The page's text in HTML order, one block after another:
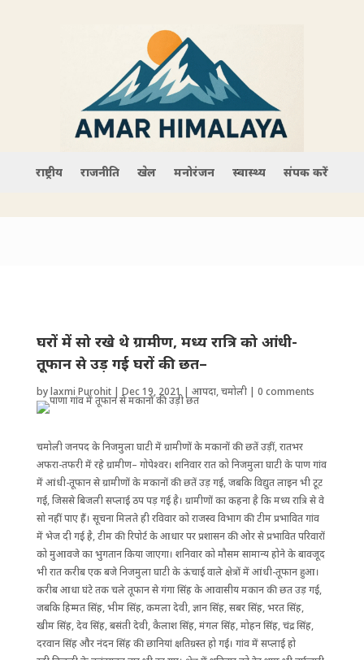
राष्ट्रीय राजनीति खेल मनोरंजन स्वास्थ्य संपर्क करें
घरों में सो रखे थे ग्रामीण, मध्य रात्रि को आंधी-
तूफान से उड़ गई घरों की छत–
bylaxmi Purohit| Dec 19, 2021| आपदा,चमोली| 0 comments
चमोली जनपद के निजमुला घाटी में ग्रामीणों के मकानों की छतें उड़ीं, रातभर
अफरा-तफरी में रहे ग्रामीण– गोपेश्वर। शनिवार रात को निजमुला घाटी के पाण गांव
में आंधी-तूफान से ग्रामीणों के मकानों की छतें उड़ गई, जबकि विद्युत लाइन भी टूट
गई, जिससे बिजली सप्लाई ठप पड़ गई है। ग्रामीणों का कहना है कि मध्य रात्रि से वे
सो नहीं पाए हैं। सूचना मिलते ही रविवार को राजस्व विभाग की टीम प्रभावित गांव
में भेज दी गई है, टीम की रिपोर्ट के आधार पर प्रशासन की ओर से प्रभावित परिवारों
को मुआवजे का भुगतान किया जाएगा। शनिवार को मौसम सामान्य होने के बावजूद
भी रात करीब एक बजे निजमुला घाटी के ऊंचाई वाले क्षेत्रों में आंधी-तूफान हुआ।
करीब आधा घंटे तक चले तूफान से गंगा सिंह के आवासीय मकान की छत उड़ गई,
जबकि हिम्मत सिंह, भीम सिंह, कमला देवी, ज्ञान सिंह, सबर सिंह, भरत सिंह,
खीम सिंह, देव सिंह, बसंती देवी, कैलाश सिंह, मंगल सिंह, मोहन सिंह, चंद्र सिंह,
दरवान सिंह और नंदन सिंह की छानियां क्षतिग्रस्त हो गई। गांव में सप्लाई हो